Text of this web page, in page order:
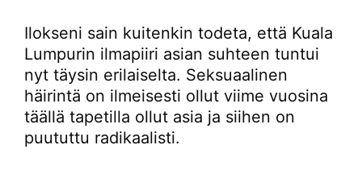
Ilokseni sain kuitenkin todeta, että Kuala
Lumpurin ilmapiiri asian suhteen tuntui
nyt täysin erilaiselta. Seksuaalinen
häirintä on ilmeisesti ollut viime vuosina
täällä tapetilla ollut asia ja siihen on
puututtu radikaalisti.